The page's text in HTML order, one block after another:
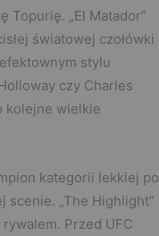
Topurię. „El Matador”
światowej czołówki
stylu
czy Charles
kolejne wielkie
kategorii lekkiej po
scenie. „The Highlight”
Przed UFC